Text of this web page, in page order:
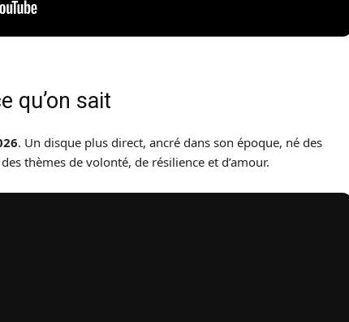
qu’on sait
. Un disque plus direct, ancré dans son époque, né des
thèmes de volonté, de résilience et d’amour.